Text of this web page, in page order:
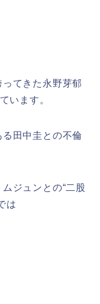
てきた永野芽郁
います。
田中圭との不倫
ジュンとの“二股
は